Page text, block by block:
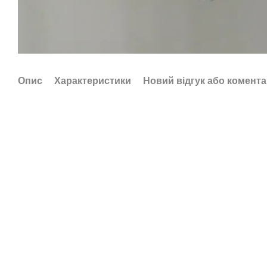
Опис Характеристики Новий відгук або